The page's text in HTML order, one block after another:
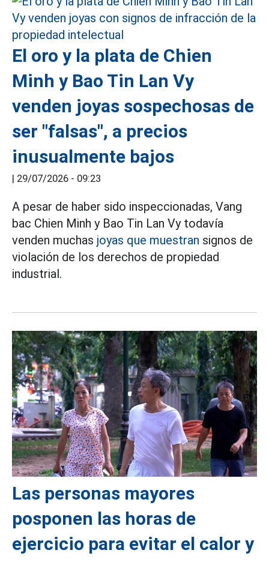
El oro y la plata de Chien
Minh y Bao Tin Lan Vy
venden joyas sospechosas de
ser "falsas", a precios
inusualmente bajos
| 29/07/2026 - 09:23
A pesar de haber sido inspeccionadas, Vang
bac Chien Minh y Bao Tin Lan Vy todavía
venden muchas joyas que muestran signos de
violación de los derechos de propiedad
industrial.
Las personas mayores
posponen las horas de
ejercicio para evitar el calor y